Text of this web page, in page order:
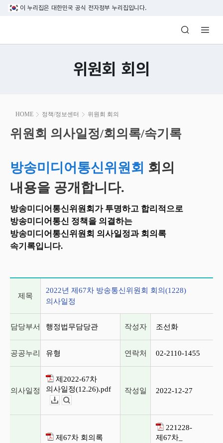
본문 바로가기
이 누리집은 대한민국 공식 전자정부 누리집입니다.
방송미디어통신위원회 Korea Media
위원회 회의
HOME 정책/정보센터 위원회 회의
위원회 의사일정/회의록/속기록
시
작
위원회 의사일정/회의록/속기록
방송미디어통신위원회 회의
내용을 공개합니다.
방송미디어통신위원회가 투명하고 합리적으로
방송미디어통신 정책을 의결하는
방송미디어통신위원회 의사일정과 회의록
속기록입니다.
제목
2022년 제67차 방송통신위원회 회의(1228)
의사일정
담당부서 행정법무담당관 작성자 조선화
공공누리 유형 연락처 02-2110-1455
의사일정
제2022-67차
의사일정(12.26).pdf
작성일 2022-12-27
제67차 회의록
221228-
제67차_